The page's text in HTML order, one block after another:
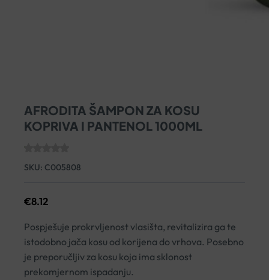
AFRODITA ŠAMPON ZA KOSU
KOPRIVA I PANTENOL 1000ML
SKU: C005808
€8.12
Pospješuje prokrvljenost vlasišta, revitalizira ga te
istodobno jača kosu od korijena do vrhova. Posebno
je preporučljiv za kosu koja ima sklonost
prekomjernom ispadanju.